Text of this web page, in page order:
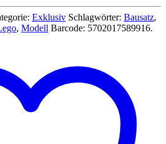
Quattrovalvole
1506
Teile
Icons
10337
seltenes
Exklusiv Schlagwörter: Bausatz,
, Modell Barcode: 5702017589916.